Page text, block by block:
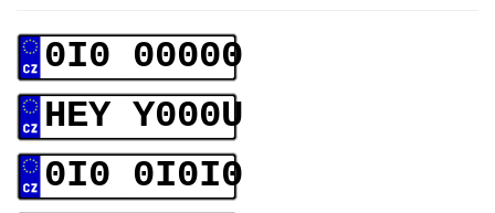
0I0 00000
HEY Y000U
0I0 0I0I0